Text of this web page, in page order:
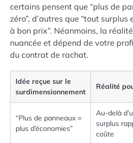
certains pensent que “plus de
zéro”, d’autres que “tout
à bon prix”. Néanmoins, la
nuancée et dépend de votre
du contrat de rachat.
Idée reçue sur le
surdimensionnement
Réalité
“Plus de panneaux =
plus d’économies”
Au-delà
surplus
coûte